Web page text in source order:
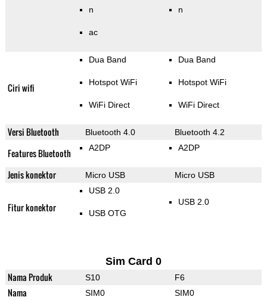
n
ac
n
Ciri wifi
Dua Band
Hotspot WiFi
WiFi Direct
Dua Band
Hotspot WiFi
WiFi Direct
Versi Bluetooth Bluetooth 4.0 Bluetooth 4.2
Features Bluetooth A2DP A2DP
Jenis konektor Micro USB Micro USB
Fitur konektor
USB 2.0
USB OTG
USB 2.0
Sim Card 0
Nama Produk S10 F6
Nama SIM0 SIM0